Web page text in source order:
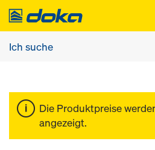
Die Produktpreise
angezeigt.